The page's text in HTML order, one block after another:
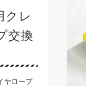
クレ
交換
ヤロープ